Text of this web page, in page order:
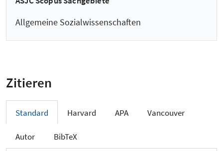
Allgemeine Sozialwissenschaften
Zitieren
Standard Harvard APA Vancouver
Autor BibTeX